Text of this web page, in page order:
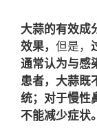
大蒜的有效成
效果， 但是，
通常认为与感
患者，大蒜既
统；对于慢性
不能减少症状